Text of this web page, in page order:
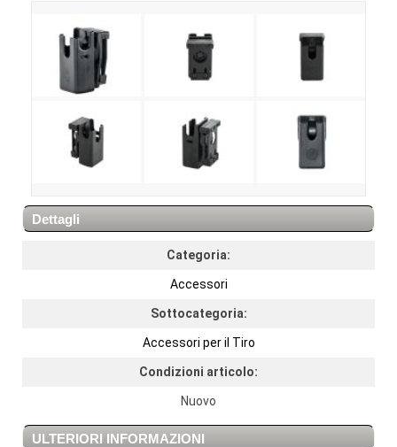
Dettagli
Categoria:
Accessori
Sottocategoria:
Accessori per il Tiro
Condizioni articolo:
Nuovo
ULTERIORI INFORMAZIONI